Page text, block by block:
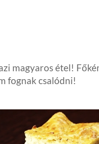
magyaros étel!
fognak csalódni!